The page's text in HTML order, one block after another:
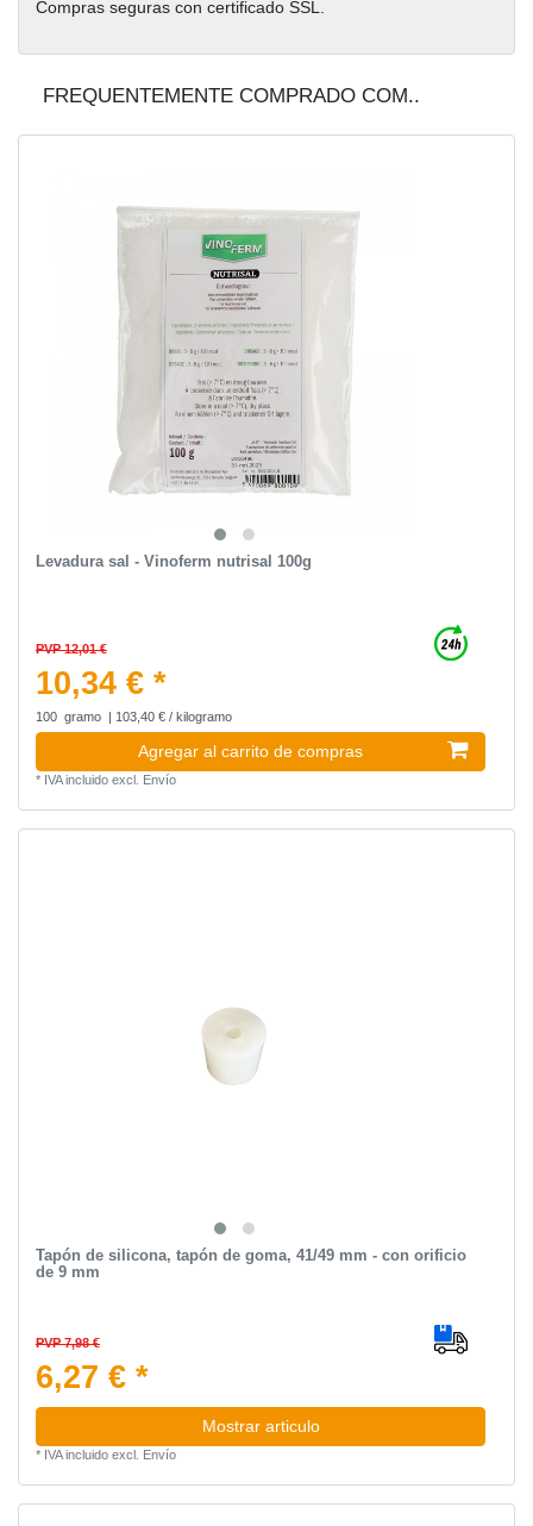
Compras seguras con certificado SSL.
FREQUENTEMENTE COMPRADO COM..
Levadura sal - Vinoferm nutrisal 100g
PVP 12,01 €
10,34 € *
100 gramo | 103,40 € / kilogramo
Agregar al carrito de compras
* IVA incluidoexcl. Envío
Tapón de silicona, tapón de goma, 41/49 mm - con orificio
de 9 mm
PVP 7,98 €
6,27 € *
Mostrar articulo
* IVA incluidoexcl. Envío